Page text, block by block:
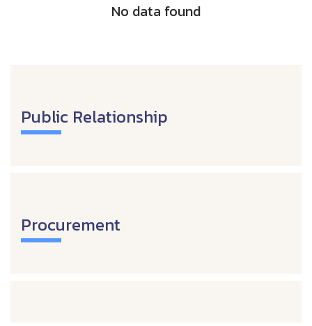
No data found
Public Relationship
Procurement